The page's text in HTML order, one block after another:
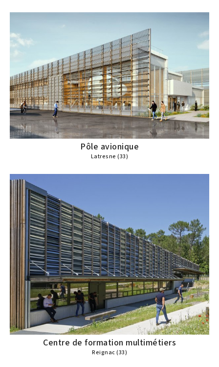
Pôle avionique
Latresne (33)
Centre de formation multimétiers
Reignac (33)